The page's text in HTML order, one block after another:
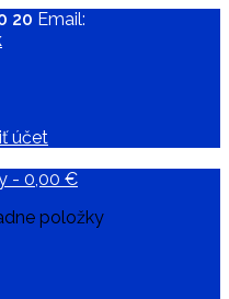
20 Email:
účet
- 0,00 €
položky